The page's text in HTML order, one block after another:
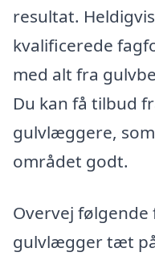
resultat.
kvalificerede
med alt fra
Du kan få tilbud
gulvlæggere,
området godt.
Overvej
gulvlægger tæt